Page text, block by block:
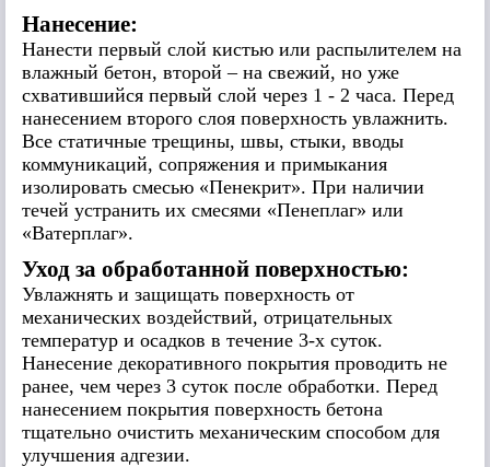
Нанесение:
Нанести первый слой кистью или распылителем на
влажный бетон, второй – на свежий, но уже
схватившийся первый слой через 1 - 2 часа. Перед
нанесением второго слоя поверхность увлажнить.
Все статичные трещины, швы, стыки, вводы
коммуникаций, сопряжения и примыкания
изолировать смесью «Пенекрит». При наличии
течей устранить их смесями «Пенеплаг» или
«Ватерплаг».
Уход за обработанной поверхностью:
Увлажнять и защищать поверхность от
механических воздействий, отрицательных
температур и осадков в течение 3-х суток.
Нанесение декоративного покрытия проводить не
ранее, чем через 3 суток после обработки. Перед
нанесением покрытия поверхность бетона
тщательно очистить механическим способом для
улучшения адгезии.